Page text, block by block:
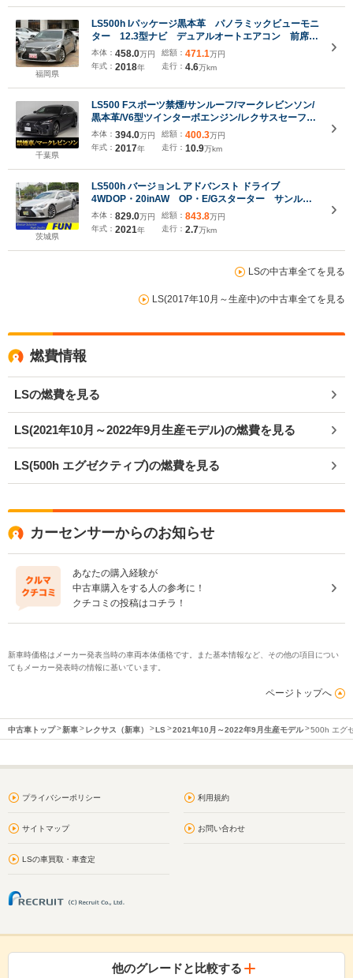
福岡県
LS500h Iパッケージ黒本革 パノラミックビューモニ
ター 12.3型ナビ デュアルオートエアコン 前席シ
ートヒーター&ベンチレーション 三眼LEDヘッドラ
イト 前後ドラレコ レーダー探知機 ETC2.0
本体： 458.0万円
年式： 2018年
総額： 471.1万円
走行： 4.6万km
千葉県
LS500 Fスポーツ禁煙/サンルーフ/マークレビンソン/
黒本革/V6型ツインターボエンジン/レクサスセーフテ
ィシステム+A/デジタルインナーミラー/ハンズフリー
パワートランク/パノラミックビューモニター/専用イ
ンテリア&エクステリア
本体： 394.0万円
年式： 2017年
総額： 400.3万円
走行： 10.9万km
茨城県
LS500h バージョンL アドバンスト ドライブ
4WDOP・20inAW OP・E/Gスターター サンルー
フ セーフティシステムプラスA チームメイト D
インナーミラー HUD BSM 全周囲 マクレビ
12.3inタッチディスプレイ ハンズフリーPトラン
ク 黒革シート
本体： 829.0万円
年式： 2021年
総額： 843.8万円
走行： 2.7万km
LSの中古車全てを見る
LS(2017年10月～生産中)の中古車全てを見る
燃費情報
LSの燃費を見る
LS(2021年10月～2022年9月生産モデル)の燃費を見る
LS(500h エグゼクティブ)の燃費を見る
カーセンサーからのお知らせ
あなたの購入経験が
中古車購入をする人の参考に！
クチコミの投稿はコチラ！
新車時価格はメーカー発表当時の車両本体価格です。また基本情報など、その他の項目につい
てもメーカー発表時の情報に基いています。
ページトップへ
他のグレードと比較する
中古車トップ 新車 レクサス（新車） LS 2021年10月～2022年9月生産モデル 500h エグ
プライバシーポリシー 利用規約
サイトマップ お問い合わせ
LSの車買取・車査定